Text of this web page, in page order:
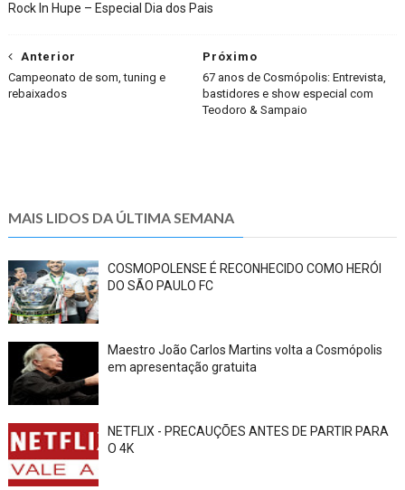
Rock In Hupe – Especial Dia dos Pais
Próximo
67 anos de Cosmópolis: Entrevista,
bastidores e show especial com
Teodoro & Sampaio
Anterior
Campeonato de som, tuning e
rebaixados
MAIS LIDOS DA ÚLTIMA SEMANA
COSMOPOLENSE É RECONHECIDO COMO HERÓI
DO SÃO PAULO FC
Maestro João Carlos Martins volta a Cosmópolis
em apresentação gratuita
NETFLIX - PRECAUÇÕES ANTES DE PARTIR PARA
O 4K